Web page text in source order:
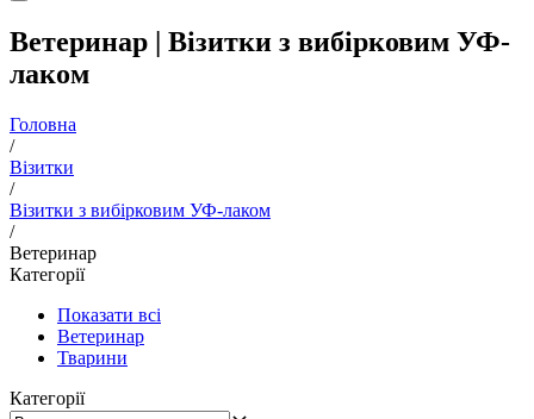
Ветеринар | Візитки з вибірковим УФ-
лаком
Головна
/
Візитки
/
Візитки з вибірковим УФ-лаком
/
Ветеринар
Категорії
Показати всі
Ветеринар
Тварини
Категорії